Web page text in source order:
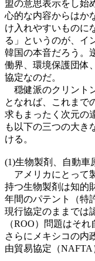
盟の意思表示をし始
心的な内容からはか
け入れやすいものに
る」というのが、イ
韓国の本音だろう。
働界、環境保護団体
協定なのだ。
穏健派のクリント
となれば、これまで
求もまったく次元の
も以下の三つの大き
ける。
(1)生物製剤、自動車
アメリカにとって
持つ生物製剤は知的
年間のパテント（特
現行協定のままでは
（ROO）問題はそ
さらにメキシコの内
由貿易協定（NAFTA